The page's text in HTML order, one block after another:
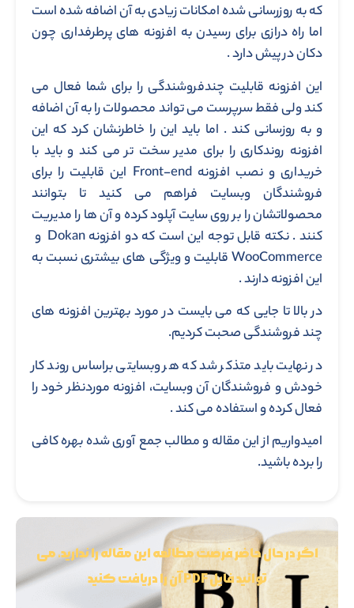
که به روزرسانی شده امکانات زیادی به آن اضافه شده است
اما راه درازی برای رسیدن به افزونه های پرطرفداری چون
دکان در پیش دارد .
این افزونه قابلیت چندفروشندگی را برای شما فعال می
کند ولی فقط سرپرست می تواند محصولات را به آن اضافه
و به روزسانی کند . اما باید این را خاطرنشان کرد که این
افزونه روندکاری را برای مدیر سخت تر می کند و باید با
خریداری و نصب افزونه Front-end این قابلیت را برای
فروشندگان وبسایت فراهم می کنید تا بتوانند
محصولاتشان را بر روی سایت آپلود کرده و آن ها را مدیریت
کنند . نکته قابل توجه این است که دو افزونه Dokan و
WooCommerce قابلیت و ویژگی های بیشتری نسبت به
این افزونه دارند .
در بالا تا جایی که می بایست در مورد بهترین افزونه های
چند فروشندگی صحبت کردیم.
در نهایت باید متذکر شد که هر وبسایتی براساس روند کار
خودش و فروشندگان آن وبسایت، افزونه موردنظر خود را
فعال کرده و استفاده می کند .
امیدواریم از این مقاله و مطالب جمع آوری شده بهره کافی
را برده باشید.
اگر در حال حاضر فرصت مطالعه این مقاله را ندارید، می
توانید فایل PDF آن را دریافت کنید